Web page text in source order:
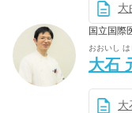
大
国立国際
おおいし は
大石
大